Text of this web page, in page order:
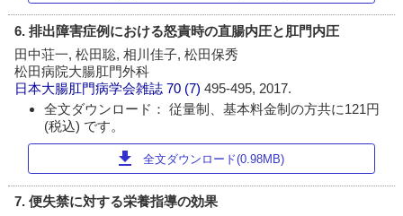
6. 排出障害症例における怒責時の直腸内圧と肛門内圧
田中荘一, 松田聡, 相川佳子, 松田保秀
松田病院大腸肛門外科
日本大腸肛門病学会雑誌 70 (7)495-495, 2017.
全文ダウンロード： 従量制、基本料金制の方共に121円
(税込) です。
download 全文ダウンロード(0.98MB)
7. 便失禁に対する栄養指導の効果